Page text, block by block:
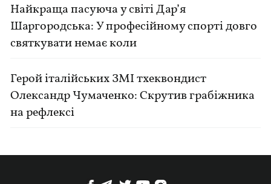
Найкраща пасуюча у світі Дар’я
Шаргородська: У професійному спорті довго
святкувати немає коли
Герой італійських ЗМІ тхеквондист
Олександр Чумаченко: Скрутив грабіжника
на рефлексі